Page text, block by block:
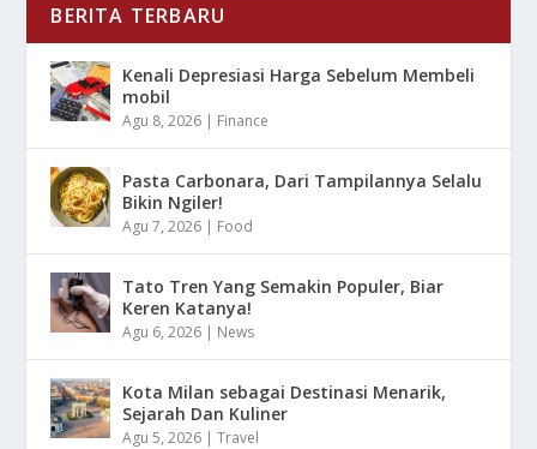
BERITA TERBARU
Kenali Depresiasi Harga Sebelum Membeli
mobil
Agu 8, 2026 | Finance
Pasta Carbonara, Dari Tampilannya Selalu
Bikin Ngiler!
Agu 7, 2026 | Food
Tato Tren Yang Semakin Populer, Biar
Keren Katanya!
Agu 6, 2026 | News
Kota Milan sebagai Destinasi Menarik,
Sejarah Dan Kuliner
Agu 5, 2026 |Travel